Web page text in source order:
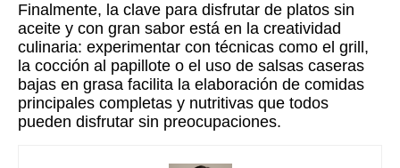
Finalmente, la clave para disfrutar de platos sin
aceite y con gran sabor está en la creatividad
culinaria: experimentar con técnicas como el grill,
la cocción al papillote o el uso de salsas caseras
bajas en grasa facilita la elaboración de comidas
principales completas y nutritivas que todos
pueden disfrutar sin preocupaciones.